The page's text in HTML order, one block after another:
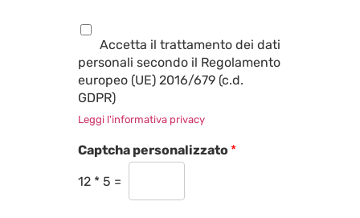
r
v
a
c
y
Accetta il trattamento dei dati
personali secondo il Regolamento
europeo (UE) 2016/679 (c.d.
GDPR)
Leggi l'informativa privacy
Captcha personalizzato *
12 * 5 =